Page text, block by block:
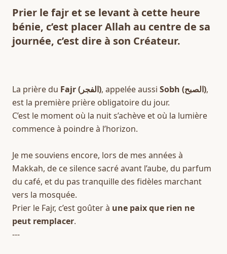
Prier le fajr et se levant à cette heure
bénie, c’est placer Allah au centre de sa
journée, c’est dire à son Créateur.
La prière du Fajr (الفجر), appelée aussi Sobh (الصبح),
est la première prière obligatoire du jour.
C’est le moment où la nuit s’achève et où la lumière
commence à poindre à l’horizon.
Je me souviens encore, lors de mes années à
Makkah, de ce silence sacré avant l’aube, du parfum
du café, et du pas tranquille des fidèles marchant
vers la mosquée.
Prier le Fajr, c’est goûter à une paix que rien ne
peut remplacer.
---